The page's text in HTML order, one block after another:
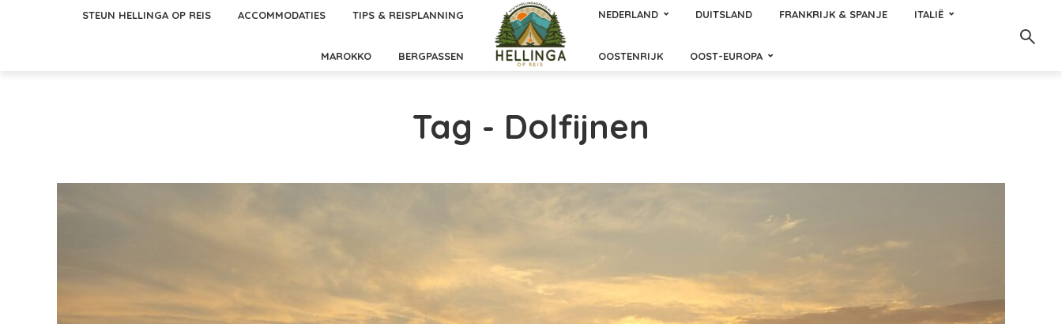
STEUN HELLINGA OP REIS ACCOMMODATIES TIPS & REISPLANNING
MAROKKO BERGPASSEN
NEDERLAND DUITSLAND FRANKRIJK & SPANJE ITALIË
OOSTENRIJK OOST-EUROPA
Tag - Dolfijnen